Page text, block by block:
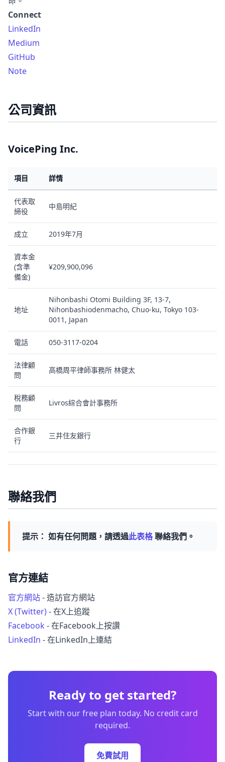
Connect
LinkedIn
Medium
GitHub
Note
公司資訊
VoicePing Inc.
項目 詳情
代表取
締役
中島明紀
成立 2019年7月
資本金
(含準
備金)
¥209,900,096
地址
Nihonbashi Otomi Building 3F, 13-7,
Nihonbashiodenmacho, Chuo-ku, Tokyo 103-
0011, Japan
電話 050-3117-0204
法律顧
問
高橋周平律師事務所 林健太
稅務顧
問
Livros綜合會計事務所
合作銀
行
三井住友銀行
聯絡我們
提示： 如有任何問題，請透過此表格聯絡我們。
官方連結
官方網站- 造訪官方網站
X (Twitter)- 在X上追蹤
Facebook - 在Facebook上按讚
LinkedIn - 在LinkedIn上連結
Ready to get started?
Start with our free plan today. No credit card
required.
免費試用